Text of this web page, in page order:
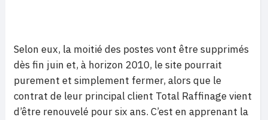
Selon eux, la moitié des postes vont être supprimés
dès fin juin et, à horizon 2010, le site pourrait
purement et simplement fermer, alors que le
contrat de leur principal client Total Raffinage vient
d’être renouvelé pour six ans. C’est en apprenant la